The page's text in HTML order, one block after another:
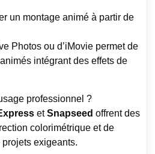
un montage animé à partir de
Photos ou d’iMovie permet de
intégrant des effets de
professionnel ?
etSnapseed offrent des
colorimétrique et de
exigeants.